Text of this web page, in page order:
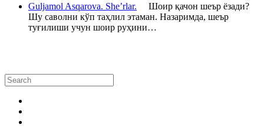
Guljamol Asqarova. She’rlar. Шоир қачон шеър ёзади?
Шу саволни кўп таҳлил этаман. Назаримда, шеър
туғилиши учун шоир руҳини…